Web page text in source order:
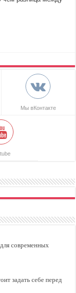
Мы вКонтакте
современных
задать себе перед